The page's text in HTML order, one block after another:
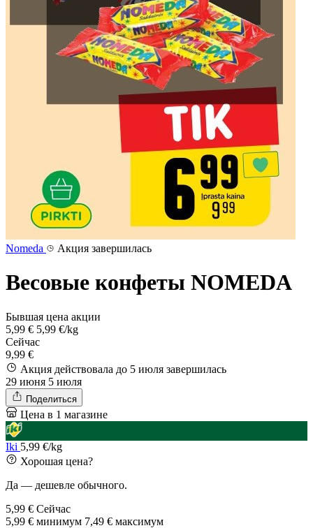
Nomeda Акция завершилась
Весовые конфеты NOMEDA
Бывшая цена акции
5,99 € 5,99 €/kg
Сейчас
9,99 €
Акция действовала до 5 июля завершилась
29 июня 5 июля
Поделиться
Цена в 1 магазине
Iki 5,99 €/kg
Хорошая цена?
Да — дешевле обычного.
5,99 € Сейчас
5,99 € минимум 7,49 € максимум